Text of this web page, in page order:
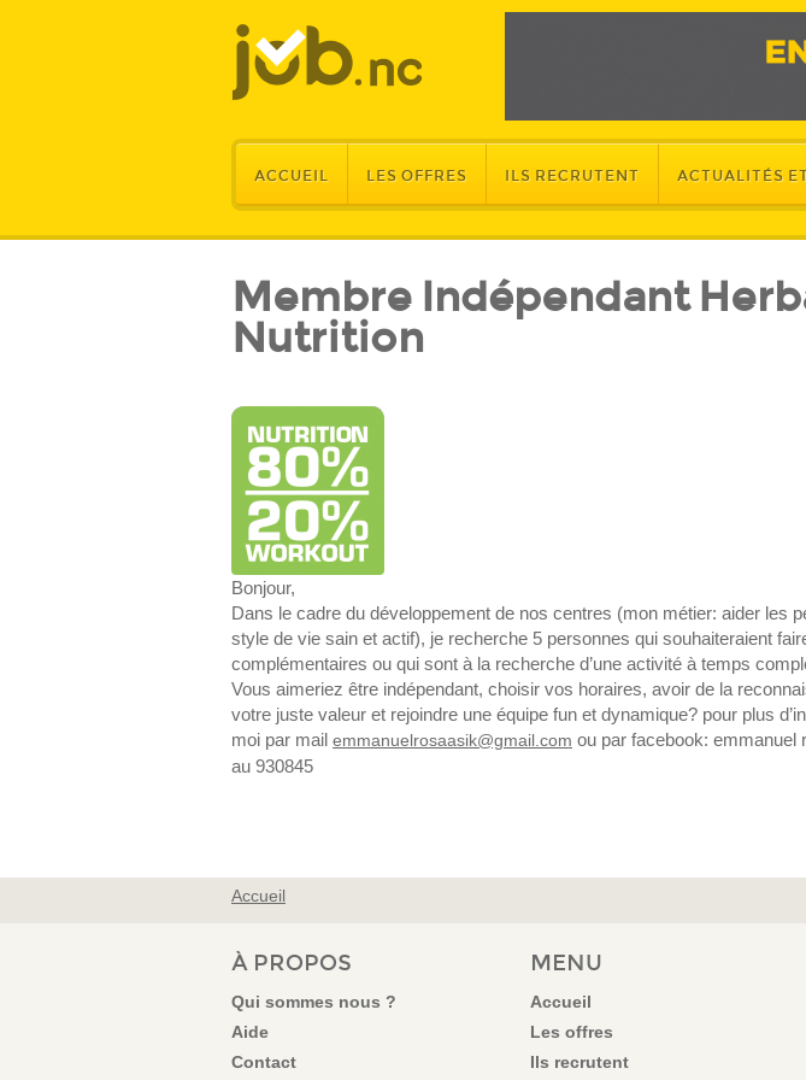
ACCUEIL LES OFFRES ILS RECRUTENT ACTUALITÉS
Membre Indépendant
Nutrition
Bonjour,
Dans le cadre du développement de nos centres (mon métier: aider les
style de vie sain et actif), je recherche 5 personnes qui souhaiteraient
complémentaires ou qui sont à la recherche d’une activité à temps
Vous aimeriez être indépendant, choisir vos horaires, avoir de la
votre juste valeur et rejoindre une équipe fun et dynamique? pour plus
moi par mail emmanuelrosaasik@gmail.com ou par facebook: emmanuel
au 930845
VOUS ÊTES ICI
Accueil
À PROPOS
Qui sommes nous ?
Aide
Contact
MENU
Accueil
Les offres
Ils recrutent